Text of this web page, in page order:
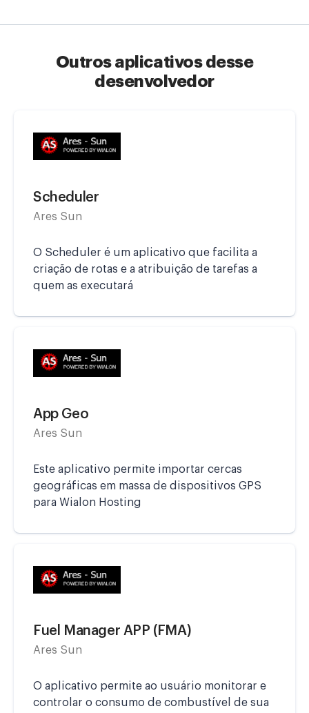
Outros aplicativos desse
desenvolvedor
Scheduler
Ares Sun
O Scheduler é um aplicativo que facilita a
criação de rotas e a atribuição de tarefas a
quem as executará
App Geo
Ares Sun
Este aplicativo permite importar cercas
geográficas em massa de dispositivos GPS
para Wialon Hosting
Fuel Manager APP (FMA)
Ares Sun
O aplicativo permite ao usuário monitorar e
controlar o consumo de combustível de sua